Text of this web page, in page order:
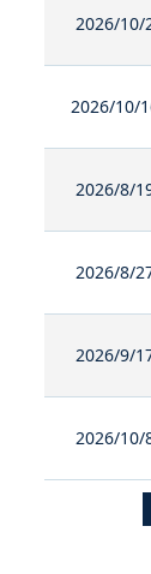
2026/10/
2026/10/
2026/8/
2026/8/
2026/9/
2026/10/